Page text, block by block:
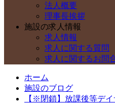
法人概要
理事長挨拶
施設の求人情報
求人情報
求人に関する質問
求人に関するお問
ホーム
施設のブログ
【※閉鎖】放課後等デ